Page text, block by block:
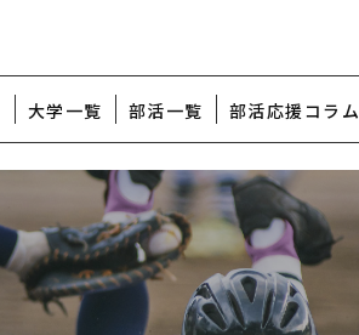
大学一覧 部活一覧 部活応援コラム